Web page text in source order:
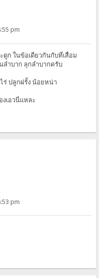
pm
ดูก ในข้อเดียวกันกับที่เสื่อม
ลำบาก ลุกลำบากครับ
ร่ ปลูกฝรั้ง น้อยหน่า
เอวนี่แหละ
pm